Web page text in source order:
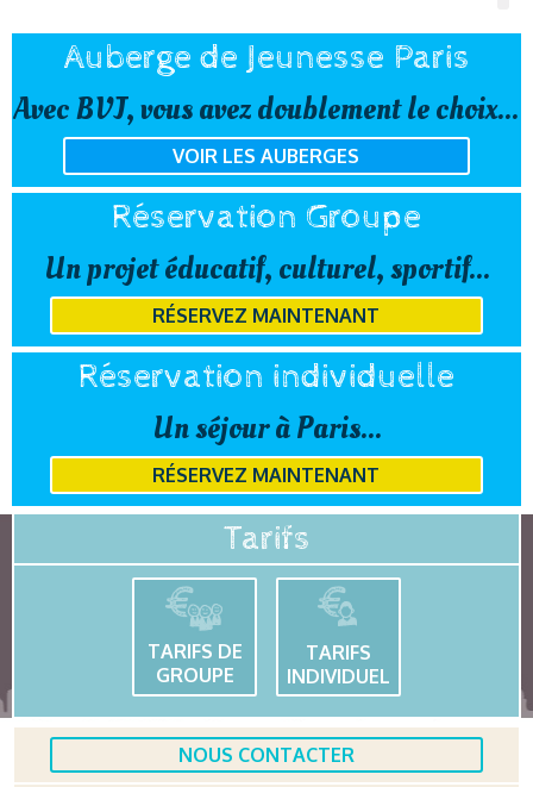
Auberge de Jeunesse Paris
Avec BVJ, vous avez doublement le choix...
VOIR LES AUBERGES
Réservation Groupe
Un projet éducatif, culturel, sportif...
RÉSERVEZ MAINTENANT
Réservation individuelle
Un séjour à Paris...
RÉSERVEZ MAINTENANT
Tarifs
TARIFS DE
GROUPE
TARIFS
INDIVIDUEL
NOUS CONTACTER